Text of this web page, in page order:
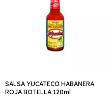
SALSA YUCATECO HABANERA
ROJA BOTELLA 120ml